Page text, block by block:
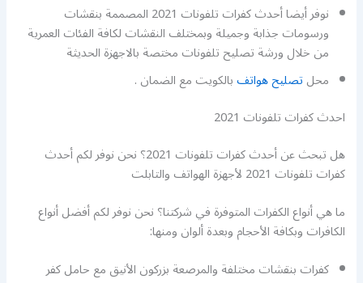
نوفر أيضا أحدث كفرات تلفونات 2021 المصممة بنقشات
ورسومات جذابة وجميلة وبمختلف النقشات لكافة الفئات العمرية
من خلال ورشة تصليح تلفونات مختصة بالاجهزة الحديثة
محلتصليح هواتفبالكويت مع الضمان .
احدث كفرات تلفونات 2021
هل تبحث عن أحدث كفرات تلفونات 2021؟ نحن نوفر لكم أحدث
كفرات تلفونات 2021 لأجهزة الهواتف والتابلت
ما هي أنواع الكفرات المتوفرة في شركتنا؟ نحن نوفر لكم أفضل أنواع
الكافرات وبكافة الأحجام وبعدة ألوان ومنها:
كفرات بنقشات مختلفة والمرصعة بزركون الأنيق مع حامل كفر